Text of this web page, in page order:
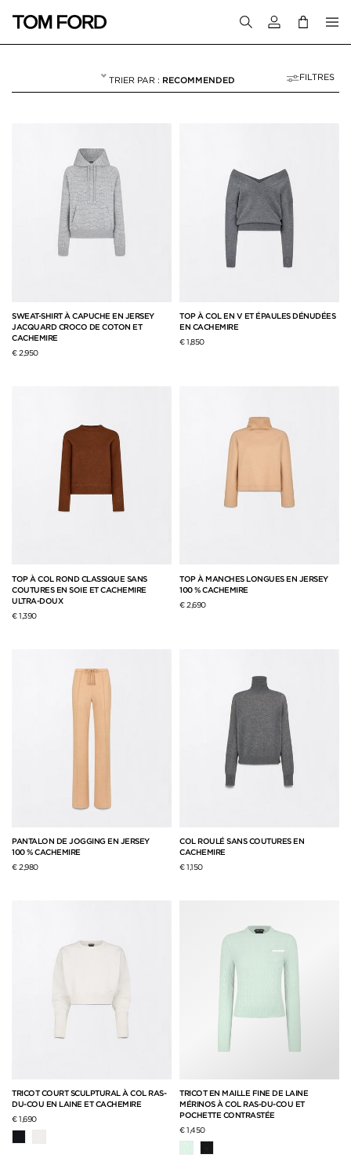
Connectez-
RECOMMENDED FILTRES
SWEAT-SHIRT À CAPUCHE EN JERSEY
JACQUARD CROCO DE COTON ET
CACHEMIRE
€ 2,950
TOP À COL EN V ET ÉPAULES DÉNUDÉES
EN CACHEMIRE
€ 1,850
TOP À COL ROND CLASSIQUE SANS
COUTURES EN SOIE ET CACHEMIRE
ULTRA-DOUX
€ 1,390
TOP À MANCHES LONGUES EN JERSEY
100 % CACHEMIRE
€ 2,690
PANTALON DE JOGGING EN JERSEY
100 % CACHEMIRE
€ 2,980
COL ROULÉ SANS COUTURES EN
CACHEMIRE
€ 1,150
TRICOT COURT SCULPTURAL À COL RAS-
DU-COU EN LAINE ET CACHEMIRE
€ 1,690
TRICOT EN MAILLE FINE DE LAINE
MÉRINOS À COL RAS-DU-COU ET
POCHETTE CONTRASTÉE
€ 1,450